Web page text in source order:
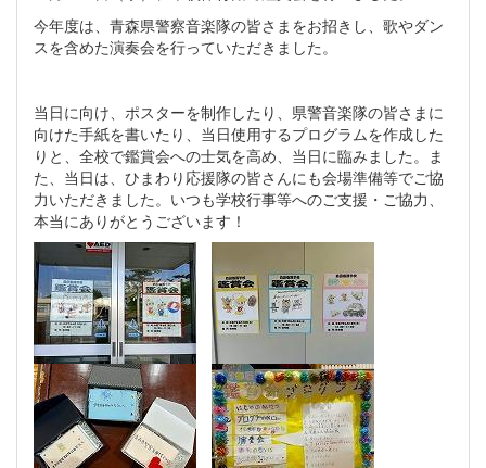
今年度は、青森県警察音楽隊の皆さまをお招きし、歌やダン
スを含めた演奏会を行っていただきました。
当日に向け、ポスターを制作したり、県警音楽隊の皆さまに
向けた手紙を書いたり、当日使用するプログラムを作成した
りと、全校で鑑賞会への士気を高め、当日に臨みました。ま
た、当日は、ひまわり応援隊の皆さんにも会場準備等でご協
力いただきました。いつも学校行事等へのご支援・ご協力、
本当にありがとうございます！